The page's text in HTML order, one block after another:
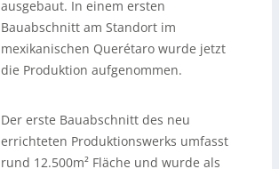
ausgebaut. In einem ersten
Bauabschnitt am Standort im
mexikanischen Querétaro wurde jetzt
die Produktion aufgenommen.
Der erste Bauabschnitt des neu
errichteten Produktionswerks umfasst
rund 12.500m² Fläche und wurde als